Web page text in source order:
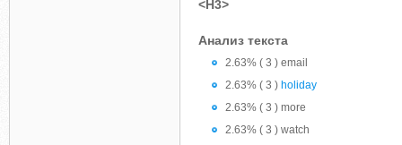
<H3>
Анализ текста
2.63% ( 3 ) email
2.63% ( 3 ) holiday
2.63% ( 3 ) more
2.63% ( 3 ) watch